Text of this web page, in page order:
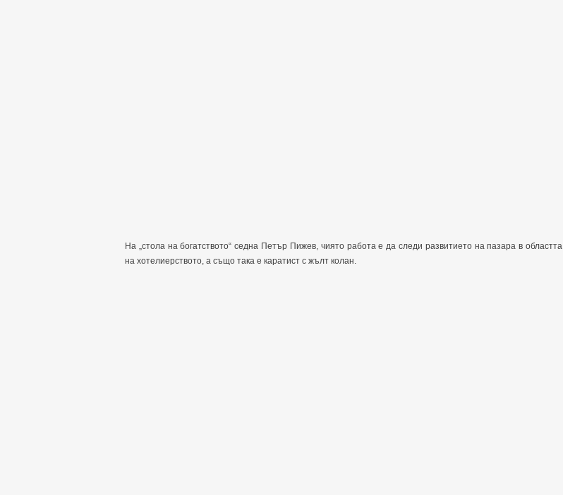
На „стола на богатството“ седна Петър Пижев, чиято работа е да следи развитието на пазара в областта
на хотелиерството, а също така е каратист с жълт колан.